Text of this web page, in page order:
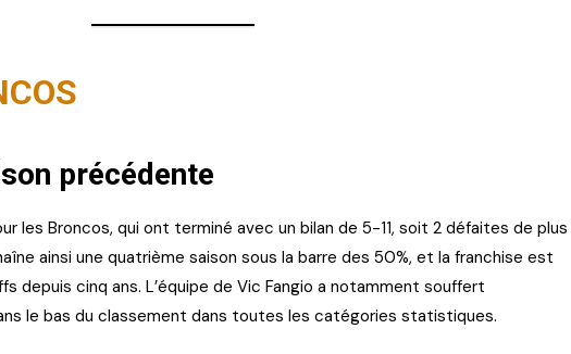
précédente
les Broncos, qui ont terminé avec un bilan de 5-11, soit 2 défaites de plus
ainsi une quatrième saison sous la barre des 50%, et la franchise est
depuis cinq ans. L’équipe de Vic Fangio a notamment souffert
le bas du classement dans toutes les catégories statistiques.